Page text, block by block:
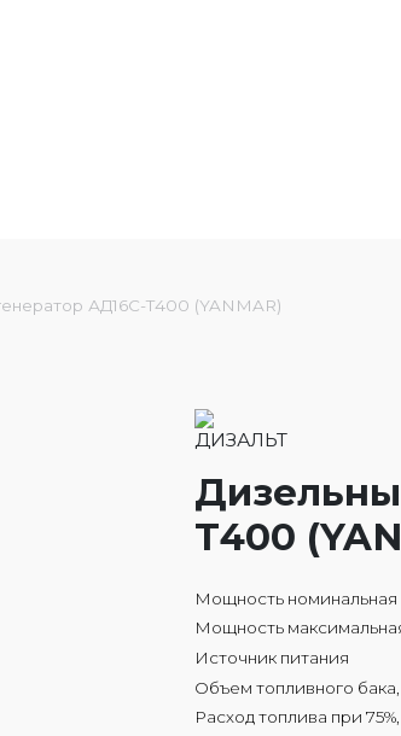
АД16С-Т400 (YANMAR)
Т400
Мощность номинальная
Мощность
Источник питания
Объем топливного бака,
Расход топлива при